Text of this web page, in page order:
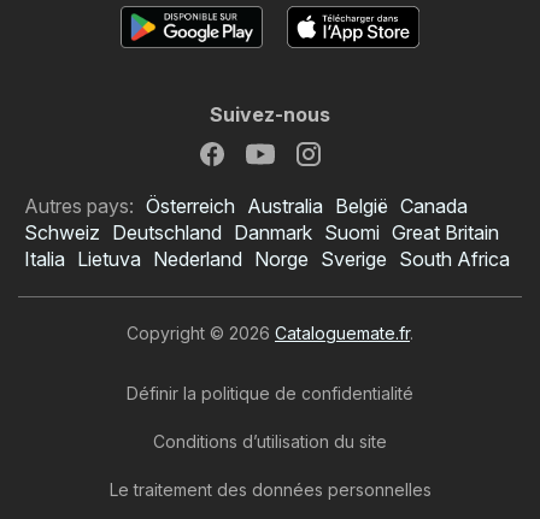
Suivez-nous
Autres pays: Österreich Australia België Canada
Schweiz Deutschland Danmark Suomi Great Britain
Italia Lietuva Nederland Norge Sverige South Africa
Copyright © 2026 Cataloguemate.fr.
Définir la politique de confidentialité
Conditions d’utilisation du site
Le traitement des données personnelles